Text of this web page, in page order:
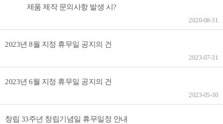
제품 제작 문의사항 발생 시?
2020-08-31
2023년 8월 지정 휴무일 공지의 건
2023-07-31
2023년 6월 지정 휴무일 공지의 건
2023-05-30
창립 33주년 창립기념일 휴무일정 안내